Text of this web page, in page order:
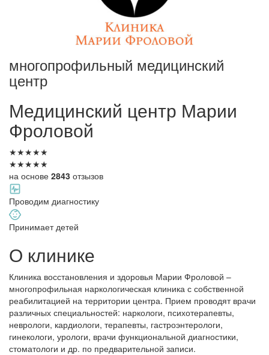
многопрофильный медицинский
центр
Медицинский центр Марии
Фроловой
★★★★★
★★★★★
на основе 2843 отзызов
Проводим диагностику
Принимает детей
О клинике
Клиника восстановления и здоровья Марии Фроловой –
многопрофильная наркологическая клиника с собственной
реабилитацией на территории центра. Прием проводят врачи
различных специальностей: наркологи, психотерапевты,
неврологи, кардиологи, терапевты, гастроэнтерологи,
гинекологи, урологи, врачи функциональной диагностики,
стоматологи и др. по предварительной записи.